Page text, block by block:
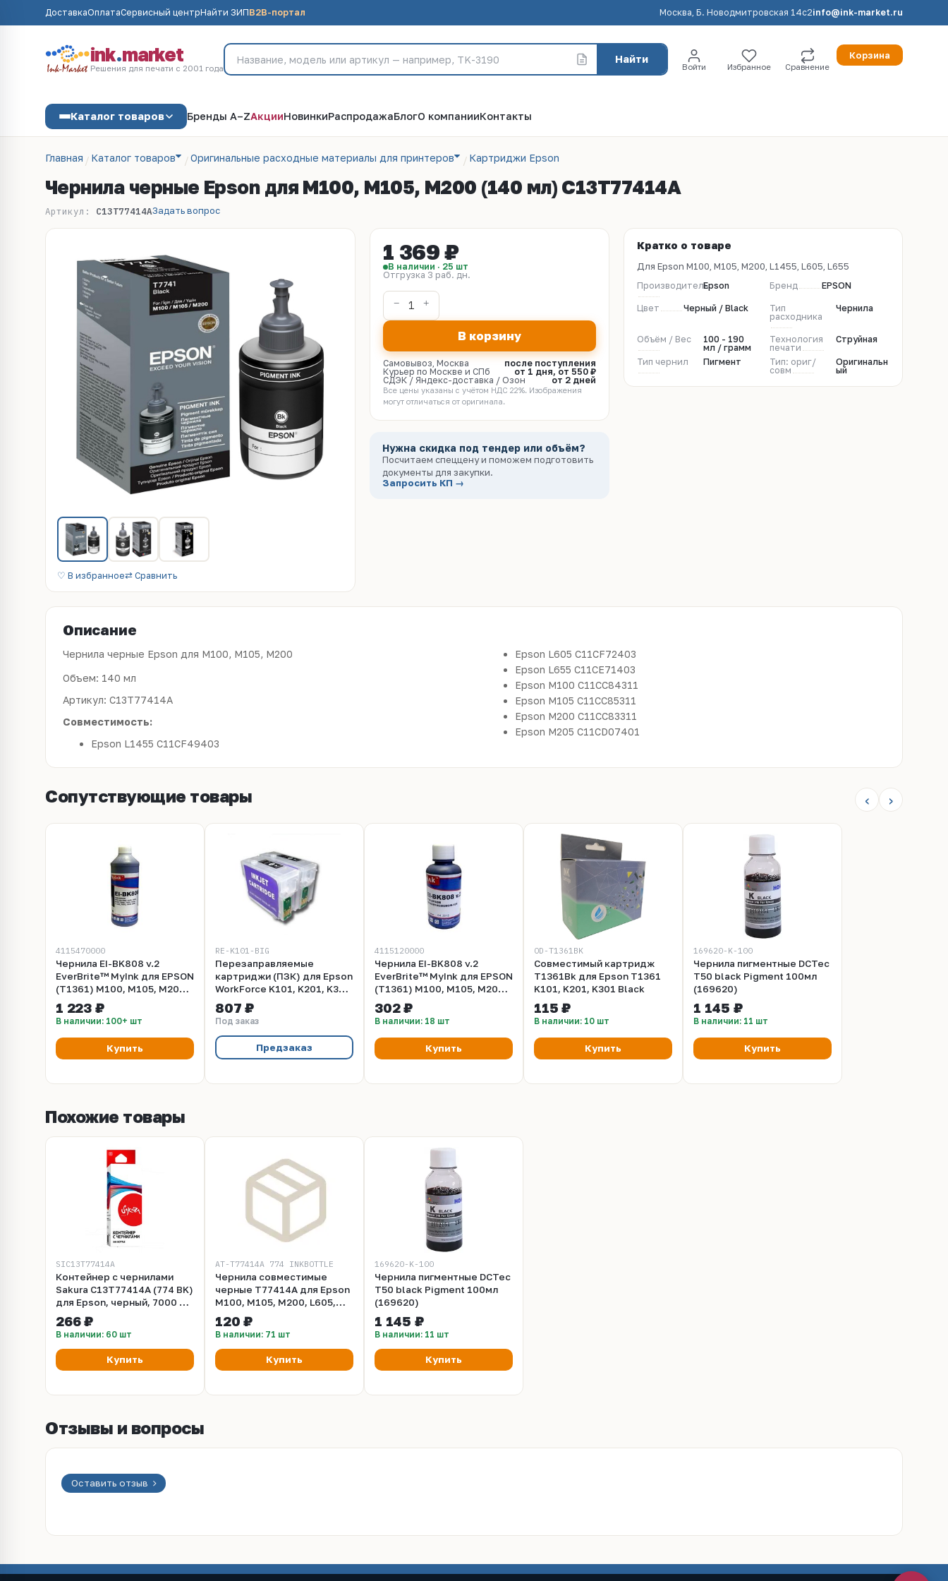
ДоставкаОплатаСервисный центрНайти ЗИПB2B-портал Москва, Б. Новодмитровская 14с2info@ink-market.ru
ink.market
Решения для печати с 2001 года
Найти
Войти Избранное Сравнение
Корзина
Каталог товаров Бренды A–ZАкцииНовинкиРаспродажаБлогО компанииКонтакты
Главная Каталог товаров Оригинальные расходные материалы для принтеров Картриджи Epson
Чернила черные Epson для M100, M105, M200 (140 мл) C13T77414A
Артикул: C13T77414AЗадать вопрос
♡ В избранное⇄ Сравнить
1 369 ₽
В наличии · 25 шт
Отгрузка 3 раб. дн.
В корзину
Самовывоз, Москва
после поступления
Курьер по Москве и СПб
от 1 дня, от 550 ₽
СДЭК / Яндекс-доставка / Озон
от 2 дней
Все цены указаны с учётом НДС 22%. Изображения
могут отличаться от оригинала.
Нужна скидка под тендер или объём?
Посчитаем спеццену и поможем подготовить
документы для закупки.
Запросить КП →
Кратко о товаре
Для Epson M100, M105, M200, L1455, L605, L655
ПроизводительEpson Бренд EPSON
Цвет Черный / Black
Тип
расходника
Чернила
Объём / Вес
100 - 190
мл / грамм
Технология
печати
Струйная
Тип чернил Пигмент
Тип: ориг/
совм
Оригинальн
ый
Описание
Чернила черные Epson для M100, M105, M200
Объем: 140 мл
Артикул: C13T77414A
Совместимость:
Epson L1455 C11CF49403
Epson L605 C11CF72403
Epson L655 C11CE71403
Epson M100 C11CC84311
Epson M105 C11CC85311
Epson M200 C11CC83311
Epson M205 C11CD07401
Сопутствующие товары ‹ ›
4115470000
Чернила EI-BK808 v.2
EverBrite™ MyInk для EPSON
(T1361) M100, M105, M200,
K101, K201, K301, M1170,
M2140 (1000 мл, matte
black, Pigment)
1 223 ₽
В наличии: 100+ шт
Купить
RE-K101-BIG
Перезаправляемые
картриджи (ПЗК) для Epson
WorkForce K101, K201, K301
(T1361/T1371), 2
картриджа с чипами
807 ₽
Под заказ
Предзаказ
4115120000
Чернила EI-BK808 v.2
EverBrite™ MyInk для EPSON
(T1361) M100, M105, M200,
K101, K201, K301, M1170,
M2140 (100 мл, matte black,
Pigment)
302 ₽
В наличии: 18 шт
Купить
OD-T1361BK
Совместимый картридж
T1361Bk для Epson T1361
K101, K201, K301 Black
115 ₽
В наличии: 10 шт
Купить
169620-K-100
Чернила пигментные DCTec
T50 black Pigment 100мл
(169620)
1 145 ₽
В наличии: 11 шт
Купить
Похожие товары
SIC13T77414A
Контейнер с чернилами
Sakura C13T77414A (774 BK)
для Epson, черный, 7000 к.,
140 мл.
266 ₽
В наличии: 60 шт
Купить
AT-T77414A 774 INKBOTTLE
Чернила совместимые
черные T77414A для Epson
M100, M105, M200, L605,
L1455 (140 мл)
120 ₽
В наличии: 71 шт
Купить
169620-K-100
Чернила пигментные DCTec
T50 black Pigment 100мл
(169620)
1 145 ₽
В наличии: 11 шт
Купить
Отзывы и вопросы
Оставить отзыв